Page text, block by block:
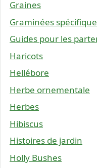
Graines
Graminées
Guides pour les
Haricots
Hellébore
Herbe ornementale
Herbes
Hibiscus
Histoires de jardin
Holly Bushes